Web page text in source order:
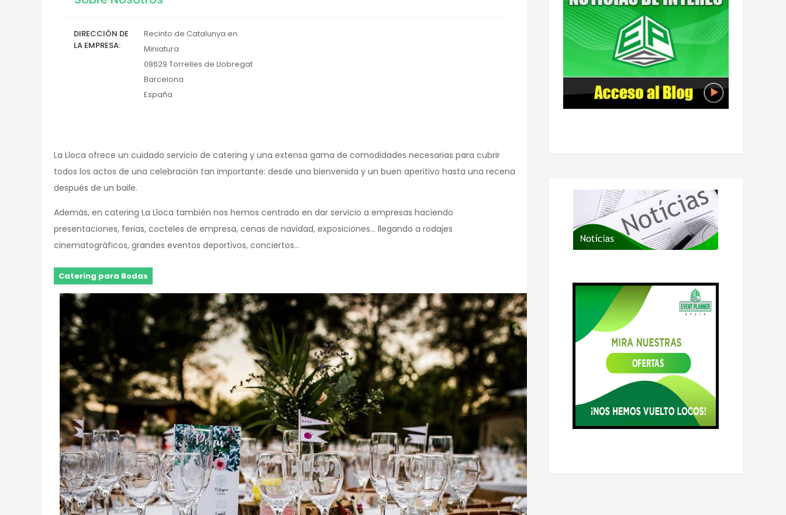
DIRECCIÓN DE
LA EMPRESA
Recinto de Catalunya en
Miniatura
08629 Torrelles de Llobregat
Barcelona
España
La Lloca ofrece un cuidado servicio de catering y una extensa gama de comodidades necesarias para cubrir
todos los actos de una celebración tan importante: desde una bienvenida y un buen aperitivo hasta una recena
después de un baile.
Además, en catering La Lloca también nos hemos centrado en dar servicio a empresas haciendo
presentaciones, ferias, cocteles de empresa, cenas de navidad, exposiciones... llegando a rodajes
cinematográficos, grandes eventos deportivos, conciertos...
Catering para Bodas